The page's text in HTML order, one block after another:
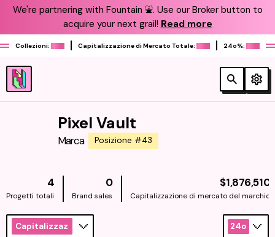
We're partnering with Fountain ⛲️. Use our Broker button to
acquire your next grail! Read more
Collezioni: Capitalizzazione di Mercato Totale: 24o%:
Pixel Vault
Marca Posizione #43
4
Progetti totali
0
Brand sales
$1,876,510
Capitalizzazione di mercato del marchio
Capitalizzazione 24o